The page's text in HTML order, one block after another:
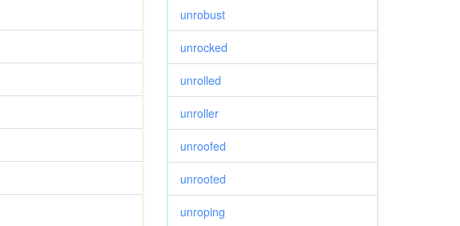
unrobust
unrocked
unrolled
unroller
unroofed
unrooted
unroping